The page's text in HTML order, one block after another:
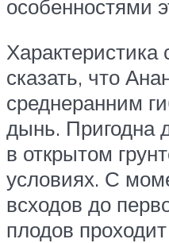
особенностями
Характеристика
сказать, что
среднеранним
дынь. Пригодна
в открытом
условиях. С
всходов до
плодов